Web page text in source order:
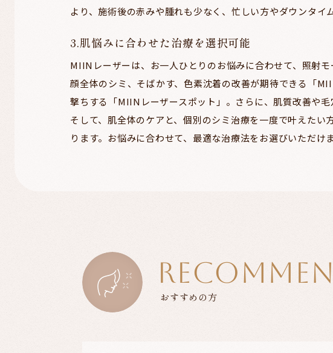
より、施術後の赤みや腫れも少なく、忙しい方やダウンタ
3.肌悩みに合わせた治療を選択可能
MIINレーザーは、お一人ひとりのお悩みに合わせて、照射モ
顔全体のシミ、そばかす、色素沈着の改善が期待できる「
撃ちする「MIINレーザースポット」。さらに、肌質改善や
そして、肌全体のケアと、個別のシミ治療を一度で叶えた
ります。お悩みに合わせて、最適な治療法をお選びいただけま
おすすめの方